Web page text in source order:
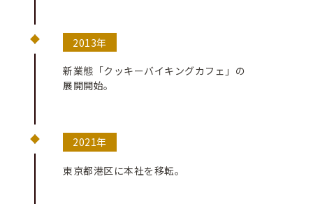
2013年
新業態「クッキーバイキングカフェ」の
展開開始。
2021年
東京都港区に本社を移転。